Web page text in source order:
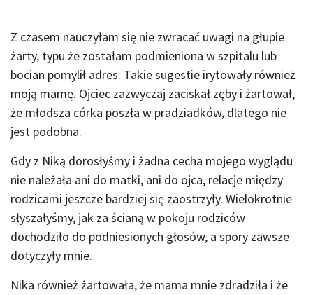
Z czasem nauczyłam się nie zwracać uwagi na głupie
żarty, typu że zostałam podmieniona w szpitalu lub
bocian pomylił adres. Takie sugestie irytowały również
moją mamę. Ojciec zazwyczaj zaciskał zęby i żartował,
że młodsza córka poszła w pradziadków, dlatego nie
jest podobna.
Gdy z Niką dorosłyśmy i żadna cecha mojego wyglądu
nie należała ani do matki, ani do ojca, relacje między
rodzicami jeszcze bardziej się zaostrzyły. Wielokrotnie
słyszałyśmy, jak za ścianą w pokoju rodziców
dochodziło do podniesionych głosów, a spory zawsze
dotyczyły mnie.
Nika również żartowała, że mama mnie zdradziła i że